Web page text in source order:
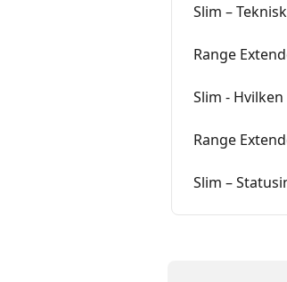
Slim –
Range
Slim -
Range
Slim –